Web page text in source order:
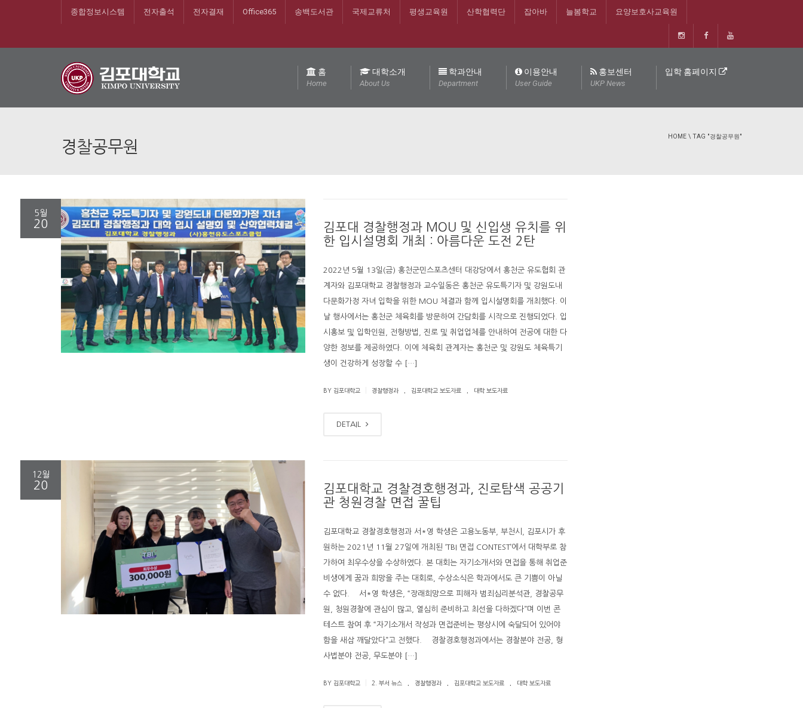
종합정보시스템 전자출석 전자결재 Office365 송백도서관 국제교류처 평생교육원 산학협력단 잡아바 늘봄학교 요양보호사교육원
홈
Home
대학소개
About Us
학과안내
Department
이용안내
User Guide
홍보센터
UKP News
입학 홈페이지
경찰공무원
HOME \ TAG "경찰공무원"
5월
20
김포대 경찰행정과 MOU 및 신입생 유치를 위
한 입시설명회 개최 : 아름다운 도전 2탄
2022년 5월 13일(금) 홍천군민스포츠센터 대강당에서 홍천군 유도협회 관
계자와 김포대학교 경찰행정과 교수일동은 홍천군 유도특기자 및 강원도내
다문화가정 자녀 입학을 위한 MOU 체결과 함께 입시설명회를 개최했다. 이
날 행사에서는 홍천군 체육회를 방문하여 간담회를 시작으로 진행되었다. 입
시홍보 및 입학인원, 전형방법, 진로 및 취업업체를 안내하여 전공에 대한 다
양한 정보를 제공하였다. 이에 체육회 관계자는 홍천군 및 강원도 체육특기
생이 건강하게 성장할 수 […]
BY 김포대학교 경찰행정과 김포대학교 보도자료 대학 보도자료
DETAIL
12월
20
김포대학교 경찰경호행정과, 진로탐색 공공기
관 청원경찰 면접 꿀팁
김포대학교 경찰경호행정과 서*영 학생은 고용노동부, 부천시, 김포시가 후
원하는 2021년 11월 27일에 개최된 ‘TBI 면접 CONTEST’에서 대학부로 참
가하여 최우수상을 수상하였다. 본 대회는 자기소개서와 면접을 통해 취업준
비생에게 꿈과 희망을 주는 대회로, 수상소식은 학과에서도 큰 기쁨이 아닐
수 없다. 서*영 학생은, “장래희망으로 피해자 범죄심리분석관, 경찰공무
원, 청원경찰에 관심이 많고, 열심히 준비하고 최선을 다하겠다”며 이번 콘
테스트 참여 후 “자기소개서 작성과 면접준비는 평상시에 숙달되어 있어야
함을 새삼 깨달았다”고 전했다. 경찰경호행정과에서는 경찰분야 전공, 형
사법분야 전공, 무도분야 […]
BY 김포대학교 2. 부서 뉴스 경찰행정과 김포대학교 보도자료 대학 보도자료